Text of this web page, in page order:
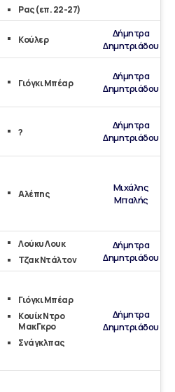
Ρας (επ. 22-27)
Κούλερ
Δήμητρα
Δημητριάδου
Γιόγκι Μπέαρ
Δήμητρα
Δημητριάδου
?
Δήμητρα
Δημητριάδου
Αλέπης
Μιχάλης
Μπαλής
Λούκυ Λουκ
Τζακ Ντάλτον
Δήμητρα
Δημητριάδου
Γιόγκι Μπέαρ
Κουίκ Ντρο
ΜακΓκρο
Σνάγκλπας
Δήμητρα
Δημητριάδου